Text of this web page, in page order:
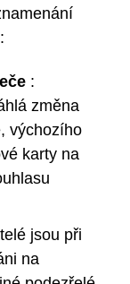
:
změna
výchozího
karty na
jsou při
na